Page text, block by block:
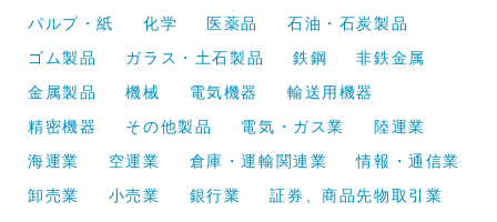
パルプ・紙
化学 医薬品
石油・石炭製品
ゴム製品
ガラス・土石製品 鉄鋼
非鉄金属
金属製品
機械 電気機器
輸送用機器
精密機器
その他製品 電気・ガス業
陸運業
海運業
空運業 倉庫・運輸関連業
情報・通信業
卸売業
小売業 銀行業
証券、商品先物取引業